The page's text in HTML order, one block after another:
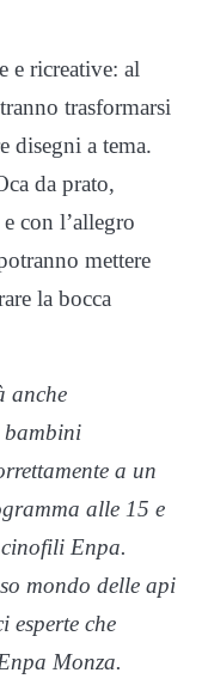
e ricreative: al
trasformarsi
disegni a tema.
da prato,
con l’allegro
mettere
la bocca
anche
bambini
a un
alle 15 e
Enpa.
mondo delle api
esperte che
Monza.